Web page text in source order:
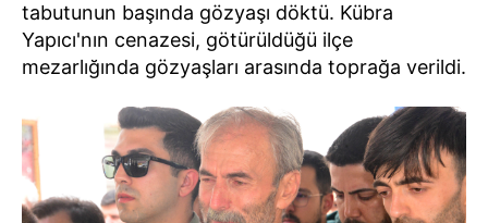
tabutunun başında gözyaşı döktü. Kübra
Yapıcı'nın cenazesi, götürüldüğü ilçe
mezarlığında gözyaşları arasında toprağa verildi.